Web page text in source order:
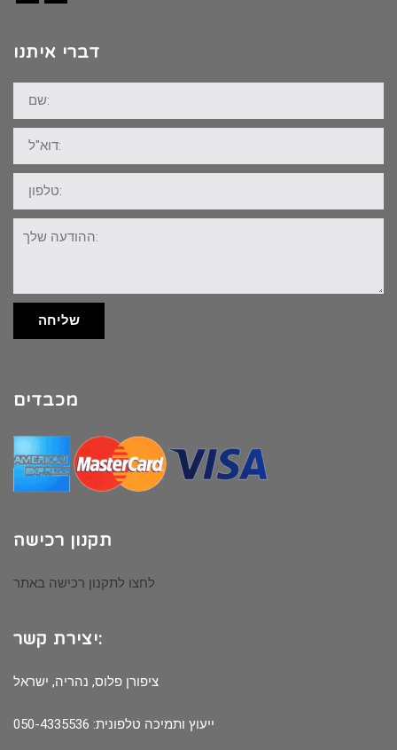
דברי איתנו
שם:
דוא"ל:
טלפון:
ההודעה
שלך:
שליחה
מכבדים
תקנון רכישה
לחצו לתקנון רכישה באתר
יצירת קשר:
ציפורן פלוס, נהריה, ישראל
ייעוץ ותמיכה טלפונית: 050-4335536